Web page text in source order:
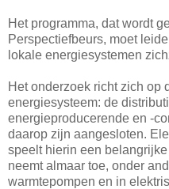
Het programma, dat wordt
Perspectiefbeurs, moet
lokale energiesystemen
Het onderzoek richt zich op
energiesysteem: de
energieproducerende en -
daarop zijn aangesloten.
speelt hierin een
neemt almaar toe, onder
warmtepompen en in